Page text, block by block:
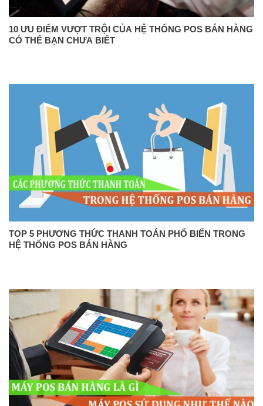
10 ƯU ĐIỂM VƯỢT TRỘI CỦA HỆ THỐNG POS BÁN HÀNG
CÓ THỂ BẠN CHƯA BIẾT
TOP 5 PHƯƠNG THỨC THANH TOÁN PHỔ BIẾN TRONG
HỆ THỐNG POS BÁN HÀNG